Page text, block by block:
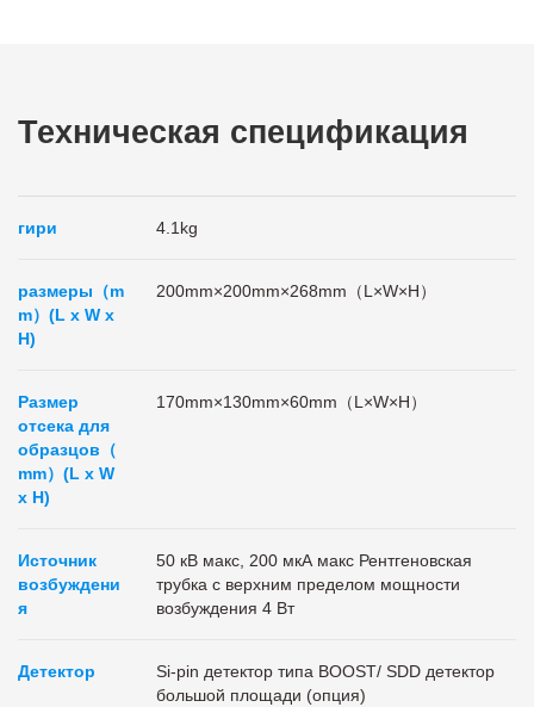
Техническая спецификация
гири 4.1kg
размеры（m
m）(L x W x
H)
200mm×200mm×268mm（L×W×H）
Размер
отсека для
образцов （
mm）(L x W
x H)
170mm×130mm×60mm（L×W×H）
Источник
возбуждени
я
50 кВ макс, 200 мкА макс Рентгеновская
трубка с верхним пределом мощности
возбуждения 4 Вт
Детектор
Si-pin детектор типа BOOST/ SDD детектор
большой площади (опция)